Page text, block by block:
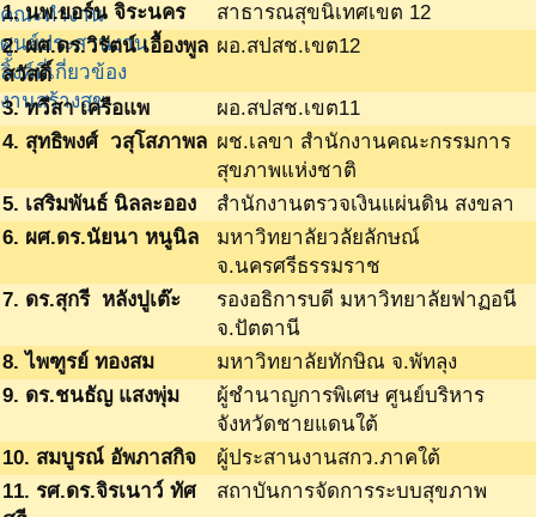
คณะทำงาน
ศูนย์ประสานงาน
ลิ้งค์ที่เกี่ยวข้อง
งานสร้างสุข
1. นพ.ยอร์น จิระนคร
สาธารณสุขนิเทศเขต 12
2. ผศ.ดร.วิรัตน์ เอื้องพูล
สวัสดิ์
ผอ.สปสช.เขต12
3. ทวีสา เครือแพ
ผอ.สปสช.เขต11
4. สุทธิพงศ์ วสุโสภาพล ผช.เลขา สำนักงานคณะกรรมการ
สุขภาพแห่งชาติ
5. เสริมพันธ์ นิลละออง
สำนักงานตรวจเงินแผ่นดิน สงขลา
6. ผศ.ดร.นัยนา หนูนิล
มหาวิทยาลัยวลัยลักษณ์
จ.นครศรีธรรมราช
7. ดร.สุกรี หลังปูเต๊ะ
รองอธิการบดี มหาวิทยาลัยฟาฏอนี
จ.ปัตตานี
8. ไพฑูรย์ ทองสม
มหาวิทยาลัยทักษิณ จ.พัทลุง
9. ดร.ชนธัญ แสงพุ่ม
ผู้ชำนาญการพิเศษ ศูนย์บริหาร
จังหวัดชายแดนใต้
10. สมบูรณ์ อัพภาสกิจ
ผู้ประสานงานสกว.ภาคใต้
11. รศ.ดร.จิรเนาว์ ทัศ
สถาบันการจัดการระบบสุขภาพ